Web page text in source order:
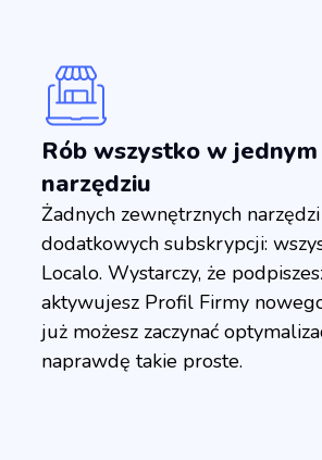
Rób wszystko w jednym
narzędziu
Żadnych zewnętrznych
dodatkowych subskrypcji:
Localo. Wystarczy, że
aktywujesz Profil Firmy
już możesz zaczynać
naprawdę takie proste.